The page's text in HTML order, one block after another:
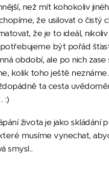
než mít kohokoliv
že usilovat o čistý
že je to ideál,
být pořád
období, ale po nich
kolik toho ještě
ta cesta
:)
života je jako skládání
musíme vynechat,
smysl..